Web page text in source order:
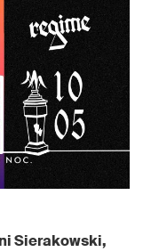
Sierakowski,